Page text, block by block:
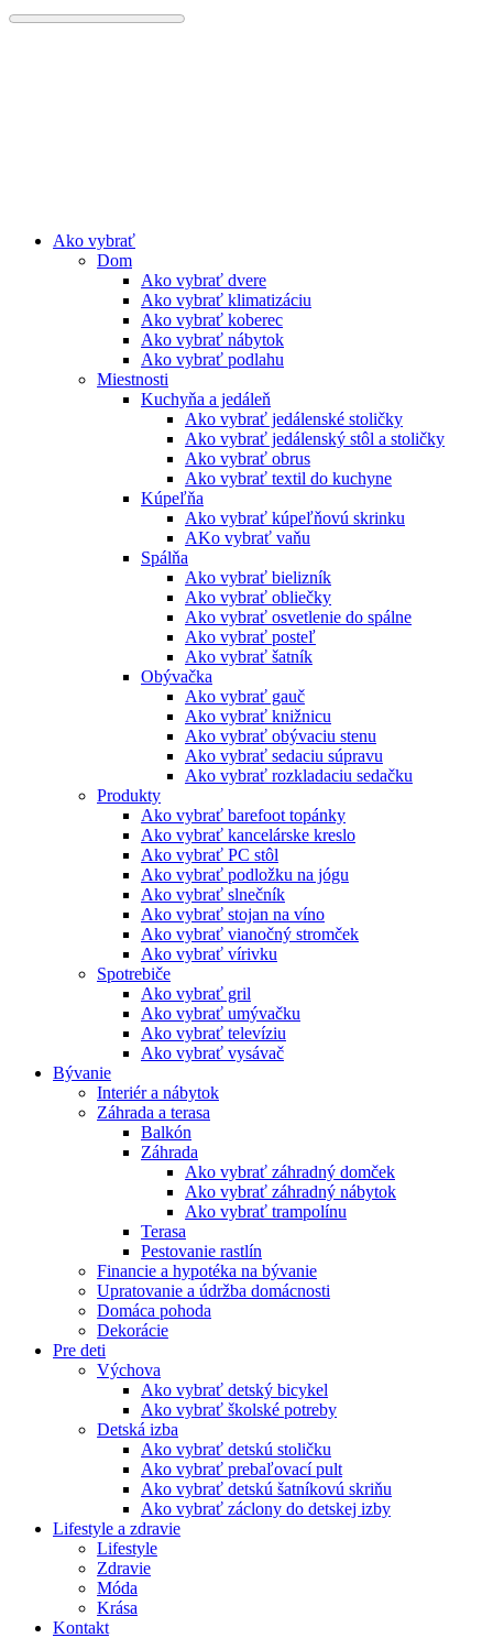
Preskočiť
Ako vybrať
Dom
Ako vybrať dvere
Ako vybrať klimatizáciu
Ako vybrať koberec
Ako vybrať nábytok
Ako vybrať podlahu
Miestnosti
Kuchyňa a jedáleň
Ako vybrať jedálenské stoličky
Ako vybrať jedálenský stôl a stoličky
Ako vybrať obrus
Ako vybrať textil do kuchyne
Kúpeľňa
Ako vybrať kúpeľňovú skrinku
AKo vybrať vaňu
Spálňa
Ako vybrať bielizník
Ako vybrať obliečky
Ako vybrať osvetlenie do spálne
Ako vybrať posteľ
Ako vybrať šatník
Obývačka
Ako vybrať gauč
Ako vybrať knižnicu
Ako vybrať obývaciu stenu
Ako vybrať sedaciu súpravu
Ako vybrať rozkladaciu sedačku
Produkty
Ako vybrať barefoot topánky
Ako vybrať kancelárske kreslo
Ako vybrať PC stôl
Ako vybrať podložku na jógu
Ako vybrať slnečník
Ako vybrať stojan na víno
Ako vybrať vianočný stromček
Ako vybrať vírivku
Spotrebiče
Ako vybrať gril
Ako vybrať umývačku
Ako vybrať televíziu
Ako vybrať vysávač
Bývanie
Interiér a nábytok
Záhrada a terasa
Balkón
Záhrada
Ako vybrať záhradný domček
Ako vybrať záhradný nábytok
Ako vybrať trampolínu
Terasa
Pestovanie rastlín
Financie a hypotéka na bývanie
Upratovanie a údržba domácnosti
Domáca pohoda
Dekorácie
Pre deti
Výchova
Ako vybrať detský bicykel
Ako vybrať školské potreby
Detská izba
Ako vybrať detskú stoličku
Ako vybrať prebaľovací pult
Ako vybrať detskú šatníkovú skriňu
Ako vybrať záclony do detskej izby
Lifestyle a zdravie
Lifestyle
Zdravie
Móda
Krása
Kontakt